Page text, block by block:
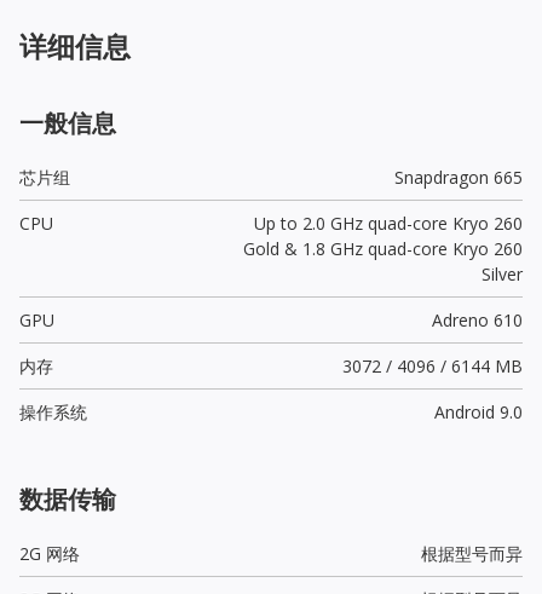
详细信息
一般信息
芯片组
Snapdragon 665
CPU
Up to 2.0 GHz quad-core Kryo 260
Gold & 1.8 GHz quad-core Kryo 260
Silver
GPU
Adreno 610
内存
3072 / 4096 / 6144 MB
操作系统
Android 9.0
数据传输
2G 网络
根据型号而异